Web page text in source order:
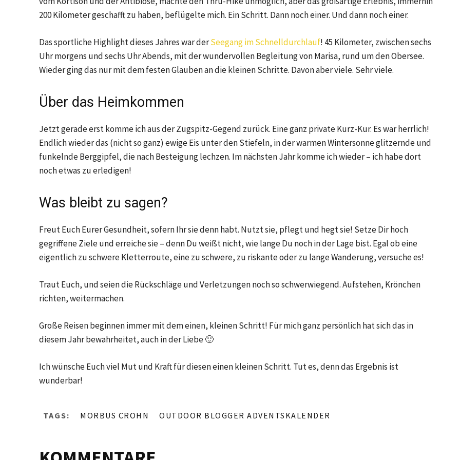
200 Kilometer geschafft zu haben, beflügelte mich. Ein Schritt. Dann noch einer. Und dann noch einer.
Das sportliche Highlight dieses Jahres war derSeegang im Schnelldurchlauf! 45 Kilometer, zwischen sechs
Uhr morgens und sechs Uhr Abends, mit der wundervollen Begleitung von Marisa, rund um den Obersee.
Wieder ging das nur mit dem festen Glauben an die kleinen Schritte. Davon aber viele. Sehr viele.
Über das Heimkommen
Jetzt gerade erst komme ich aus der Zugspitz-Gegend zurück. Eine ganz private Kurz-Kur. Es war herrlich!
Endlich wieder das (nicht so ganz) ewige Eis unter den Stiefeln, in der warmen Wintersonne glitzernde und
funkelnde Berggipfel, die nach Besteigung lechzen. Im nächsten Jahr komme ich wieder – ich habe dort
noch etwas zu erledigen!
Was bleibt zu sagen?
Freut Euch Eurer Gesundheit, sofern Ihr sie denn habt. Nutzt sie, pflegt und hegt sie! Setze Dir hoch
gegriffene Ziele und erreiche sie – denn Du weißt nicht, wie lange Du noch in der Lage bist. Egal ob eine
eigentlich zu schwere Kletterroute, eine zu schwere, zu riskante oder zu lange Wanderung, versuche es!
Traut Euch, und seien die Rückschläge und Verletzungen noch so schwerwiegend. Aufstehen, Krönchen
richten, weitermachen.
Große Reisen beginnen immer mit dem einen, kleinen Schritt! Für mich ganz persönlich hat sich das in
diesem Jahr bewahrheitet, auch in der Liebe 🙂
Ich wünsche Euch viel Mut und Kraft für diesen einen kleinen Schritt. Tut es, denn das Ergebnis ist
wunderbar!
TAGS: MORBUS CROHN OUTDOOR BLOGGER ADVENTSKALENDER